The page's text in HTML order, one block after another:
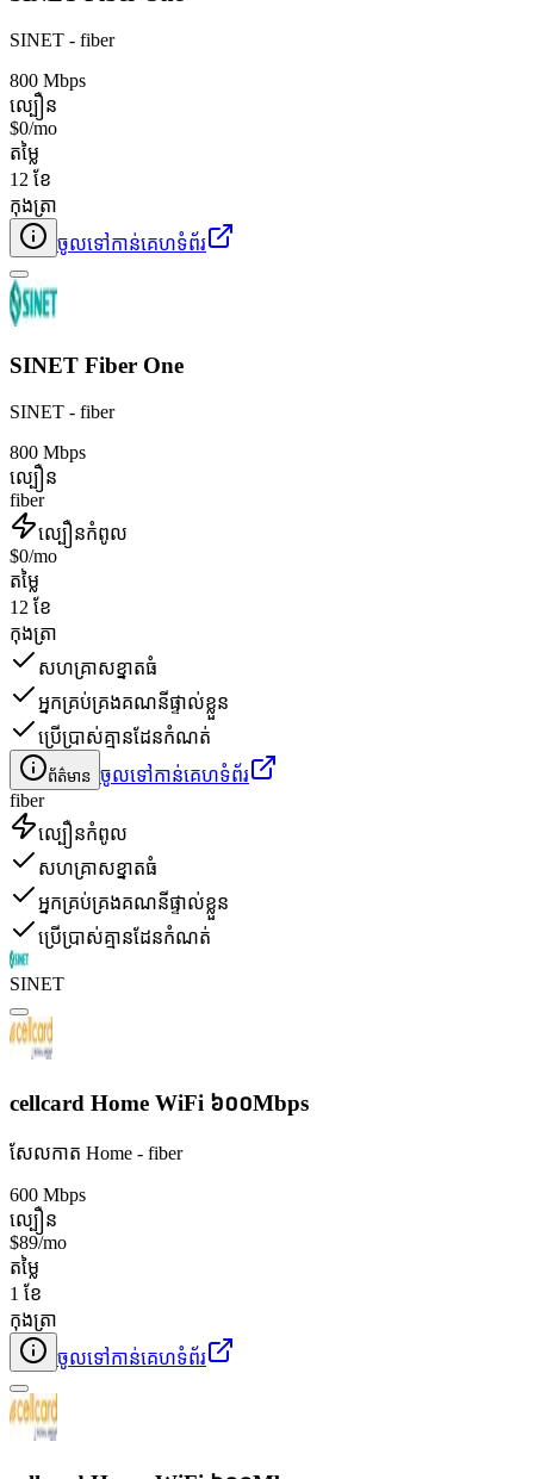
SINET - fiber
800 Mbps
ល្បឿន
$0/mo
តម្លៃ
12 ខែ
កុងត្រា
ចូលទៅកាន់គេហទំព័រ
SINET Fiber One
SINET - fiber
800 Mbps
ល្បឿន
fiber
ល្បឿនកំពូល
$0/mo
តម្លៃ
12 ខែ
កុងត្រា
សហគ្រាសខ្នាតធំ
អ្នកគ្រប់គ្រងគណនីផ្ទាល់ខ្លួន
ប្រើប្រាស់គ្មានដែនកំណត់
ព័ត៌មាន ចូលទៅកាន់គេហទំព័រ
fiber
ល្បឿនកំពូល
សហគ្រាសខ្នាតធំ
អ្នកគ្រប់គ្រងគណនីផ្ទាល់ខ្លួន
ប្រើប្រាស់គ្មានដែនកំណត់
SINET
cellcard Home WiFi ៦០០Mbps
សែលកាត Home - fiber
600 Mbps
ល្បឿន
$89/mo
តម្លៃ
1 ខែ
កុងត្រា
ចូលទៅកាន់គេហទំព័រ